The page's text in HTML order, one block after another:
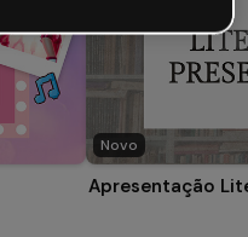
Novo
Apresentação